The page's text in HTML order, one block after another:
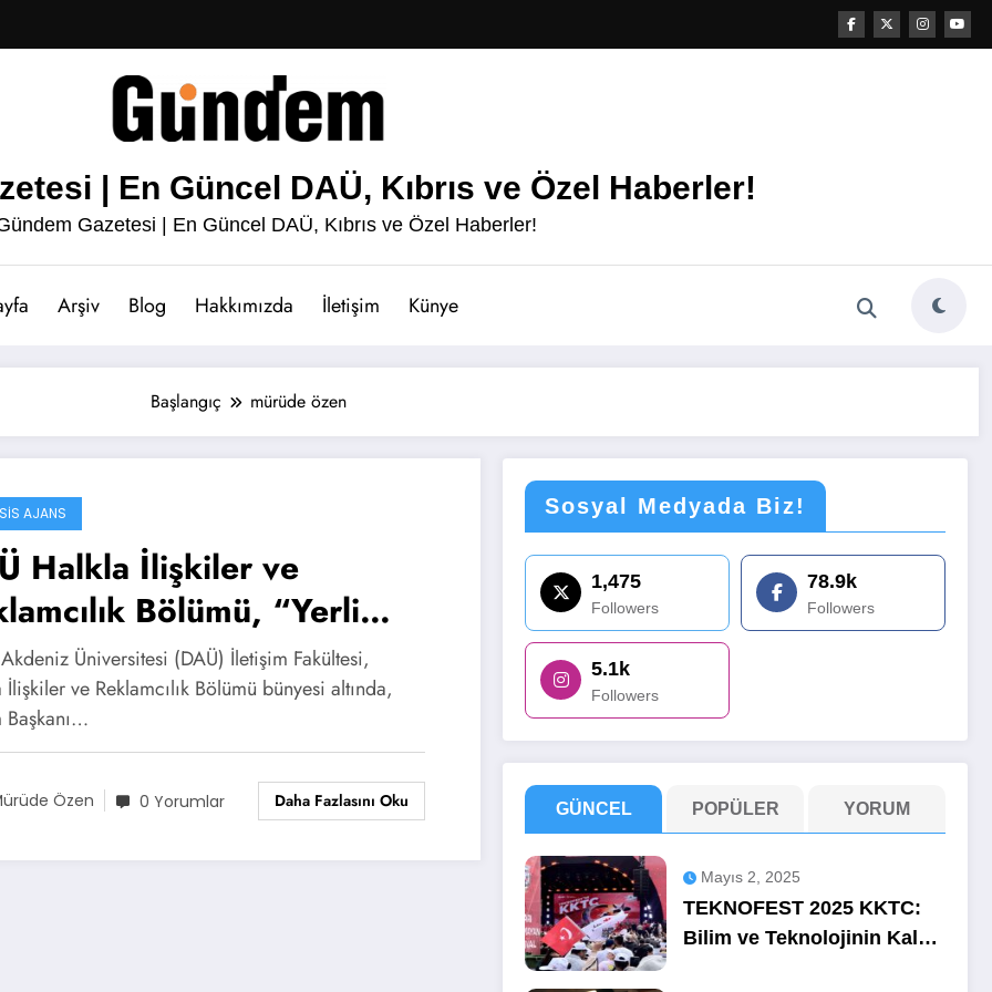
| En Güncel DAÜ, Kıbrıs ve Özel Haberler!
Gazetesi | En Güncel DAÜ, Kıbrıs ve Özel Haberler!
Arşiv Blog Hakkımızda İletişim Künye
Başlangıç mürüde özen
AJANS
Halkla İlişkiler ve
Bölümü, “Yerli
Haftası” Kapsamında
Markalarını Tanıttı
Üniversitesi (DAÜ) İletişim Fakültesi,
ve Reklamcılık Bölümü bünyesi altında,
Başkanı…
Özen 0 Yorumlar Daha Fazlasını Oku
Sosyal Medyada Biz!
1,475
Followers
78.9k
Followers
5.1k
Followers
GÜNCEL POPÜLER YORUM
Mayıs 2, 2025
TEKNOFEST 2025 KKTC:
Bilim ve Teknolojinin Kalbi